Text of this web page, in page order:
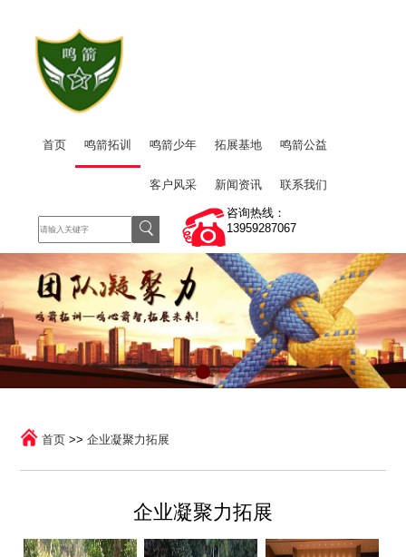
首页 鸣箭拓训 鸣箭少年 拓展基地 鸣箭公益
客户风采 新闻资讯 联系我们
咨询热线：
13959287067
首页 >>企业凝聚力拓展
企业凝聚力拓展